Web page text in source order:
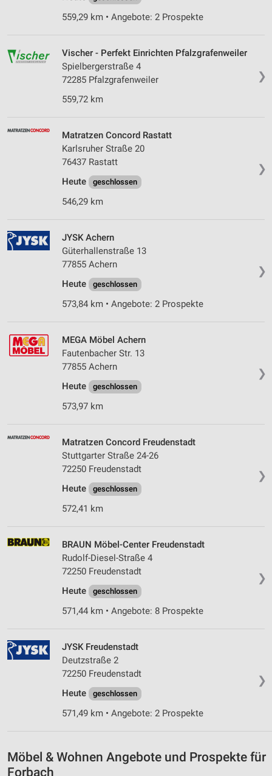
559,29 km • Angebote: 2 Prospekte
❯
Vischer - Perfekt Einrichten Pfalzgrafenweiler
Spielbergerstraße 4
72285 Pfalzgrafenweiler
559,72 km
❯
Matratzen Concord Rastatt
Karlsruher Straße 20
76437 Rastatt
Heute
geschlossen
546,29 km
❯
JYSK Achern
Güterhallenstraße 13
77855 Achern
Heute
geschlossen
573,84 km • Angebote: 2 Prospekte
❯
MEGA Möbel Achern
Fautenbacher Str. 13
77855 Achern
Heute
geschlossen
573,97 km
❯
Matratzen Concord Freudenstadt
Stuttgarter Straße 24-26
72250 Freudenstadt
Heute
geschlossen
572,41 km
❯
BRAUN Möbel-Center Freudenstadt
Rudolf-Diesel-Straße 4
72250 Freudenstadt
Heute
geschlossen
571,44 km • Angebote: 8 Prospekte
❯
JYSK Freudenstadt
Deutzstraße 2
72250 Freudenstadt
Heute
geschlossen
571,49 km • Angebote: 2 Prospekte
Möbel & Wohnen Angebote und Prospekte für
Forbach